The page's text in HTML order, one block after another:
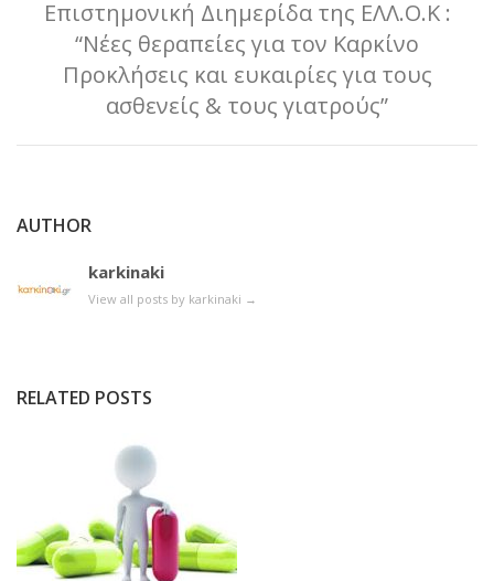
Επιστημονική Διημερίδα της ΕΛΛ.Ο.Κ :
“Νέες θεραπείες για τον Καρκίνο
Προκλήσεις και ευκαιρίες για τους
ασθενείς & τους γιατρούς”
AUTHOR
karkinaki
View all posts by karkinaki →
RELATED POSTS